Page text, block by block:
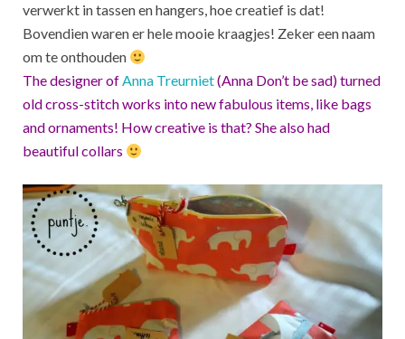
verwerkt in tassen en hangers, hoe creatief is dat!
Bovendien waren er hele mooie kraagjes! Zeker een naam
om te onthouden
The designer ofAnna Treurniet(Anna Don’t be sad) turned
old cross-stitch works into new fabulous items, like bags
and ornaments! How creative is that? She also had
beautiful collars